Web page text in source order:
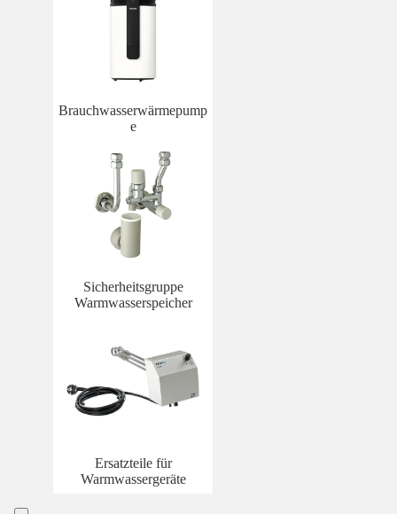
Brauchwasserwärmepump
e
Sicherheitsgruppe
Warmwasserspeicher
Ersatzteile für
Warmwassergeräte